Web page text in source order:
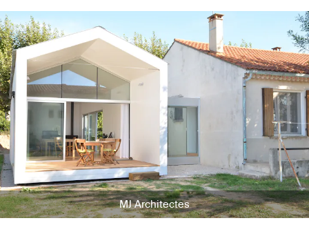
MJ Architectes